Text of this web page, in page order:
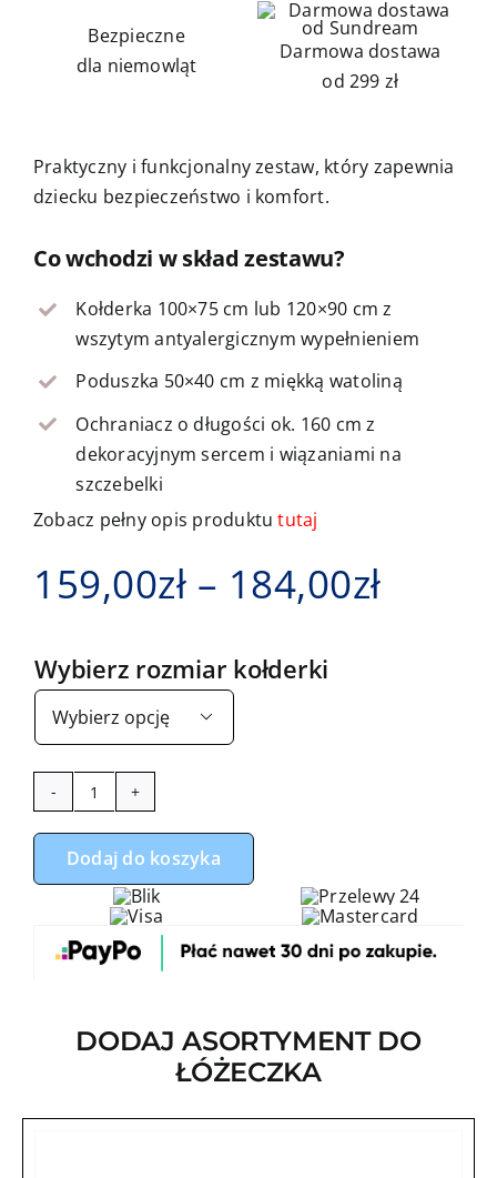
Bezpieczne
dla niemowląt
Darmowa dostawa
od 299 zł
Praktyczny i funkcjonalny zestaw, który zapewnia
dziecku bezpieczeństwo i komfort.
Co wchodzi w skład zestawu?
Kołderka 100×75 cm lub 120×90 cm z
wszytym antyalergicznym wypełnieniem
Poduszka 50×40 cm z miękką watoliną
Ochraniacz o długości ok. 160 cm z
dekoracyjnym sercem i wiązaniami na
szczebelki
Zobacz pełny opis produktututaj
159,00zł – 184,00zł
Wybierz rozmiar kołderki

ilość
Zestaw
do
łóżeczka
ochraniaczem
miś
Dodaj do koszyka
DODAJ ASORTYMENT DO
ŁÓŻECZKA